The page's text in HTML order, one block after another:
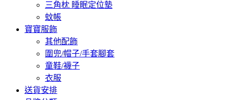
三角枕 睡眠定位墊
蚊帳
寶寶服飾
其他配飾
圍兜/帽子/手套腳套
童鞋/襪子
衣服
送貨安排